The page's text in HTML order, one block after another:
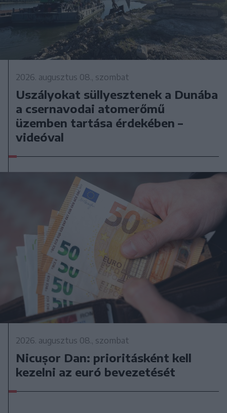
2026. augusztus 08., szombat
Uszályokat süllyesztenek a Dunába
a csernavodai atomerőmű
üzemben tartása érdekében –
videóval
2026. augusztus 08., szombat
Nicușor Dan: prioritásként kell
kezelni az euró bevezetését